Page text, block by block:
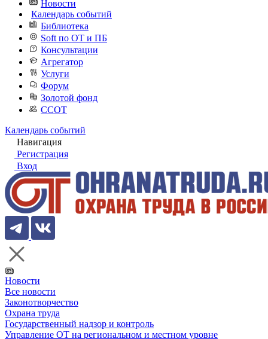
Новости
Календарь событий
Библиотека
Soft по ОТ и ПБ
Консультации
Агрегатор
Услуги
Форум
Золотой фонд
ССОТ
Календарь событий
Навигация
Регистрация
Вход
Новости
Все новости
Законотворчество
Охрана труда
Государственный надзор и контроль
Управление ОТ на региональном и местном уровне